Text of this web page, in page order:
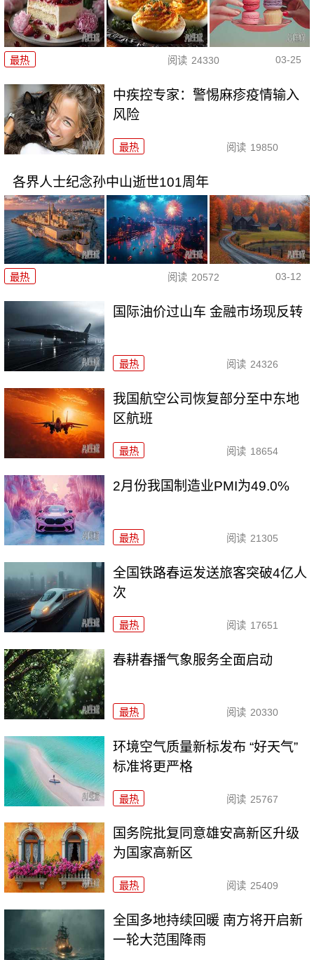
最热 阅读 24330 03-25
中疾控专家：警惕麻疹疫情输入
风险
最热 阅读 19850
各界人士纪念孙中山逝世101周年
最热 阅读 20572 03-12
国际油价过山车 金融市场现反转
最热 阅读 24326
我国航空公司恢复部分至中东地
区航班
最热 阅读 18654
2月份我国制造业PMI为49.0%
最热 阅读 21305
全国铁路春运发送旅客突破4亿人
次
最热 阅读 17651
春耕春播气象服务全面启动
最热 阅读 20330
环境空气质量新标发布 “好天气”
标准将更严格
最热 阅读 25767
国务院批复同意雄安高新区升级
为国家高新区
最热 阅读 25409
全国多地持续回暖 南方将开启新
一轮大范围降雨